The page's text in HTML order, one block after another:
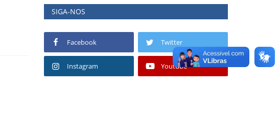
SIGA-NOS
Facebook Twitter
Instagram Youtube